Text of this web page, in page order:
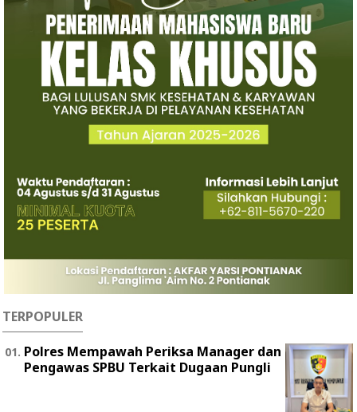
TERPOPULER
Polres Mempawah Periksa Manager dan
Pengawas SPBU Terkait Dugaan Pungli